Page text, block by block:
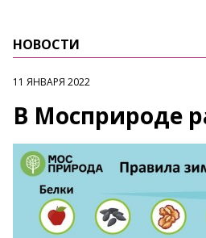
НОВОСТИ
11 ЯНВАРЯ 2022
В Мосприроде